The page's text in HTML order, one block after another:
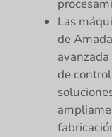
Las
de
de